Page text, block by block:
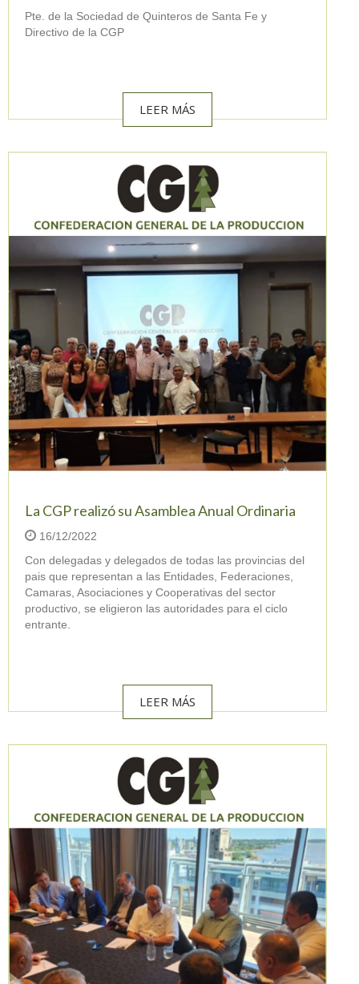
Pte. de la Sociedad de Quinteros de Santa Fe y
Directivo de la CGP
LEER MÁS
La CGP realizó su Asamblea Anual Ordinaria
16/12/2022
Con delegadas y delegados de todas las provincias del
pais que representan a las Entidades, Federaciones,
Camaras, Asociaciones y Cooperativas del sector
productivo, se eligieron las autoridades para el ciclo
entrante.
LEER MÁS